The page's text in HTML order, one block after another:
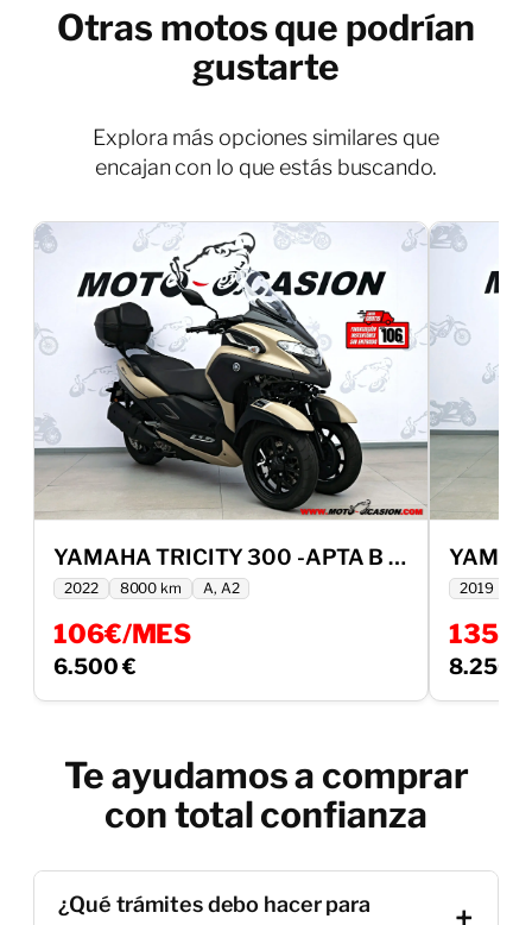
Otras motos que podrían
gustarte
Explora más opciones similares que
encajan con lo que estás buscando.
YAMAHA TRICITY 300 -APTA B Y A2-
2022 8000 km A, A2
106€/MES
6.500 € Ver más
2019
135€/
8.250 €
Te ayudamos a comprar
con total confianza
¿Qué trámites debo hacer para